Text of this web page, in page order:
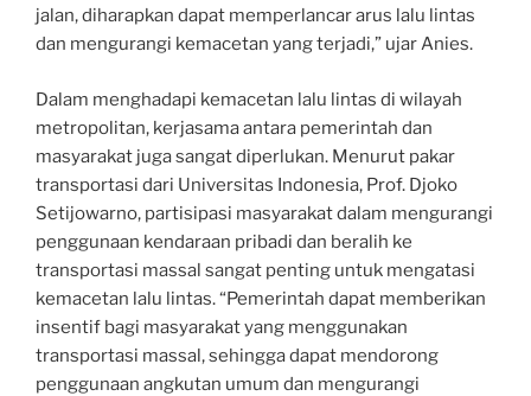
jalan, diharapkan dapat memperlancar arus lalu lintas
dan mengurangi kemacetan yang terjadi,” ujar Anies.
Dalam menghadapi kemacetan lalu lintas di wilayah
metropolitan, kerjasama antara pemerintah dan
masyarakat juga sangat diperlukan. Menurut pakar
transportasi dari Universitas Indonesia, Prof. Djoko
Setijowarno, partisipasi masyarakat dalam mengurangi
penggunaan kendaraan pribadi dan beralih ke
transportasi massal sangat penting untuk mengatasi
kemacetan lalu lintas. “Pemerintah dapat memberikan
insentif bagi masyarakat yang menggunakan
transportasi massal, sehingga dapat mendorong
penggunaan angkutan umum dan mengurangi